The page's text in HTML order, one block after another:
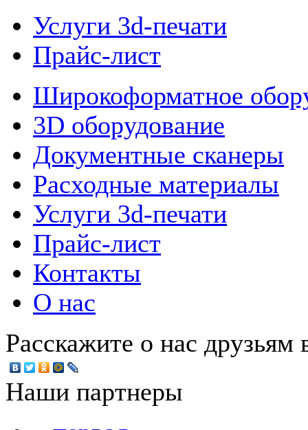
Услуги 3d-печати
Прайс-лист
Широкоформатное
3D оборудование
Документные сканеры
Расходные материалы
Услуги 3d-печати
Прайс-лист
Контакты
О нас
Расскажите о нас друзьям
Наши партнеры